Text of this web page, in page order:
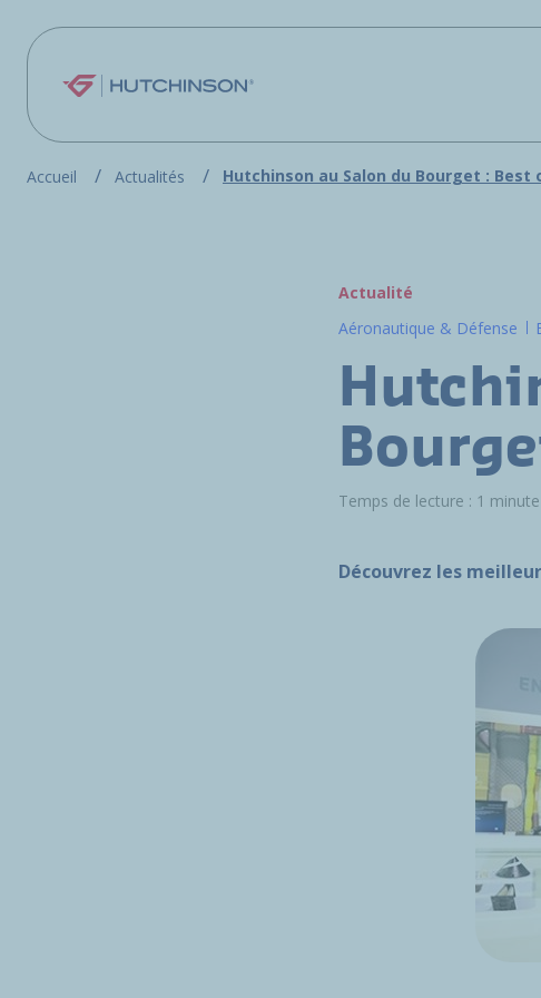
Aller au contenu principal
Accueil Actualités Hutchinson au Salon du Bourget : Best
Actualité
Aéronautique & Défense
Temps de lecture : 1 minute
Découvrez les